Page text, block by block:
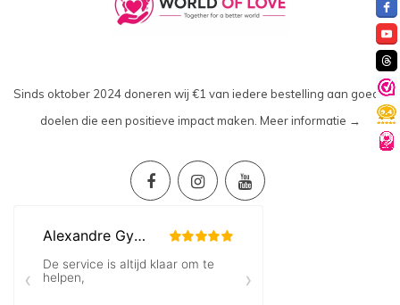
Sinds oktober 2024 doneren wij €1 van iedere bestelling aan goede
doelen die een positieve impact maken. Meer informatie →